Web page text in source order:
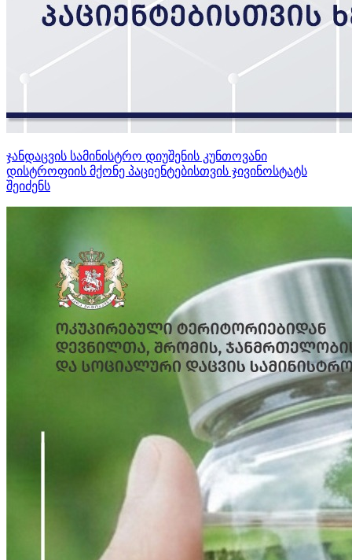
ჯანდაცვის სამინისტრო დიუშენის კუნთოვანი
დისტროფიის მქონე პაციენტებისთვის ჯივინოსტატს
შეიძენს